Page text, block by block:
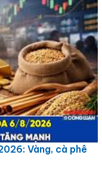
Vàng, cà phê